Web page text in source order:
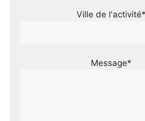
Ville de l'activité*
Message*